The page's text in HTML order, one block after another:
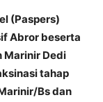
(Paspers)
Abror beserta
Marinir Dedi
tahap
Bs dan